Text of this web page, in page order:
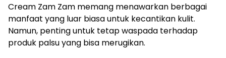
Cream Zam Zam memang menawarkan berbagai
manfaat yang luar biasa untuk kecantikan kulit.
Namun, penting untuk tetap waspada terhadap
produk palsu yang bisa merugikan.